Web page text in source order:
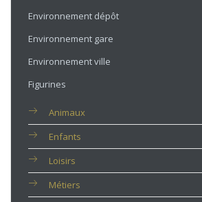
Environnement dépôt
Environnement gare
Environnement ville
Figurines
Animaux
Enfants
Loisirs
Métiers